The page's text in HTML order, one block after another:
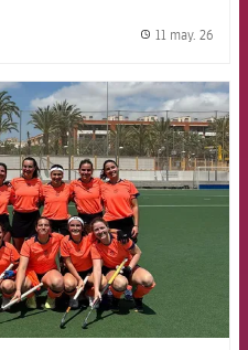
11 may. 26
FCB Barcelona badge